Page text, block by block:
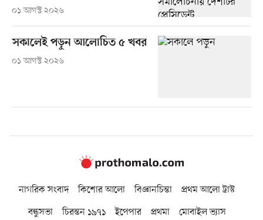
০১ আগস্ট ২০২৬
সকালেই পড়ুন আলোচিত ৫ খবর
০১ আগস্ট ২০২৬
নাগরিক সংবাদ কিশোর আলো বিজ্ঞানচিন্তা
প্রথম আলো ট্রাস্ট
বন্ধুসভা
চিরন্তন ১৯৭১ ইপেপার প্রথমা মোবাইল ভ্যাস